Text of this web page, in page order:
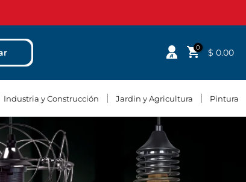
0 $ 0.00
Industria y Construcción Jardin y Agricultura Pintura